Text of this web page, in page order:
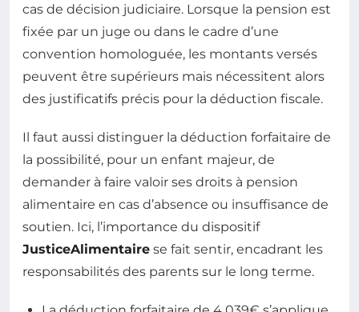
cas de décision judiciaire. Lorsque la pension est
fixée par un juge ou dans le cadre d’une
convention homologuée, les montants versés
peuvent être supérieurs mais nécessitent alors
des justificatifs précis pour la déduction fiscale.
Il faut aussi distinguer la déduction forfaitaire de
la possibilité, pour un enfant majeur, de
demander à faire valoir ses droits à pension
alimentaire en cas d’absence ou insuffisance de
soutien. Ici, l’importance du dispositif
JusticeAlimentaire se fait sentir, encadrant les
responsabilités des parents sur le long terme.